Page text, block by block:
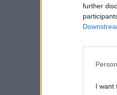
further
I want